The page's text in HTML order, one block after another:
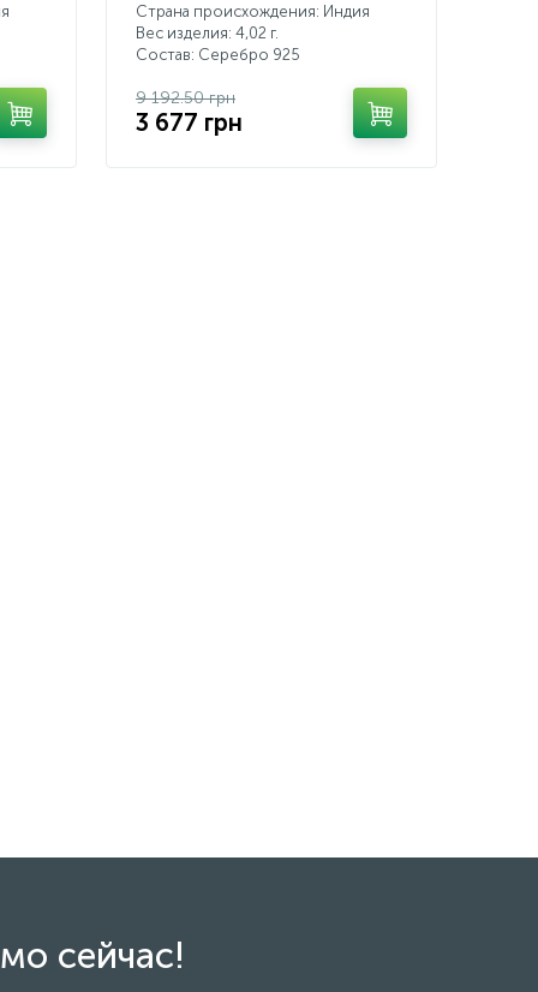
Страна происхождения: Индия
Вес изделия: 4,02 г.
Состав: Серебро 925
9 192.50 грн
3 677 грн
сейчас!